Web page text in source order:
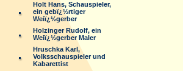
Holt Hans, Schauspieler,
ein gebï¿½rtiger
Weiï¿½gerber
Holzinger Rudolf, ein
Weiï¿½gerber Maler
Hruschka Karl,
Volksschauspieler und
Kabarettist